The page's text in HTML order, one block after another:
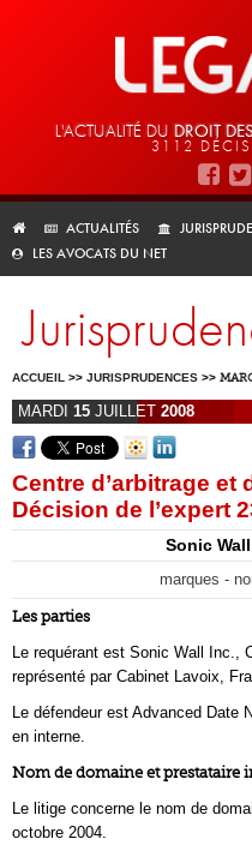
L'ACTUALITÉ DU DROIT
3112
ACTUALITÉS
LES AVOCATS DU NET
ACCUEIL >> JURISPRUDENCES >>
MARDI 15 JUILLET 2008
Centre d’arbitrage et
Décision de l’expert
Sonic
marques -
Les parties
Le requérant est Sonic Wall Inc.,
représenté par Cabinet Lavoix,
Le défendeur est Advanced Date
en interne.
Nom de domaine et prestataire
Le litige concerne le nom de
octobre 2004.